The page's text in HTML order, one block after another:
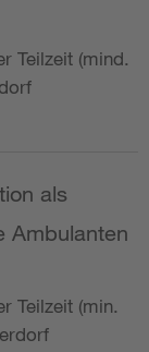
Teilzeit (mind.
als
Ambulanten
Teilzeit (min.